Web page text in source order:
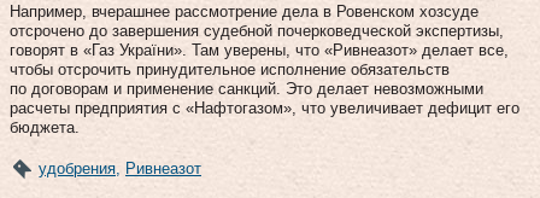
Например, вчерашнее рассмотрение дела в Ровенском хозсуде
отсрочено до завершения судебной почерковедческой экспертизы,
говорят в «Газ України». Там уверены, что «Ривнеазот» делает все,
чтобы отсрочить принудительное исполнение обязательств
по договорам и применение санкций. Это делает невозможными
расчеты предприятия с «Нафтогазом», что увеличивает дефицит его
бюджета.
удобрения Ривнеазот